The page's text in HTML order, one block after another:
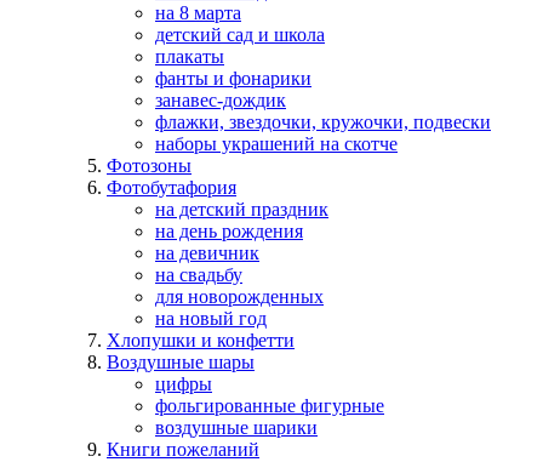
на 8 марта
детский сад и школа
плакаты
фанты и фонарики
занавес-дождик
флажки, звездочки, кружочки, подвески
наборы украшений на скотче
Фотозоны
Фотобутафория
на детский праздник
на день рождения
на девичник
на свадьбу
для новорожденных
на новый год
Хлопушки и конфетти
Воздушные шары
цифры
фольгированные фигурные
воздушные шарики
Книги пожеланий